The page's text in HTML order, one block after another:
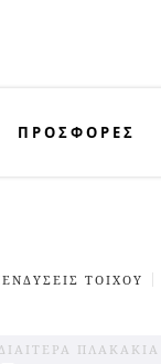
ΠΡΟΣΦΟΡΈΣ
TΟΙΧΟΥ
ΠΛΑΚΆΚΙΑ